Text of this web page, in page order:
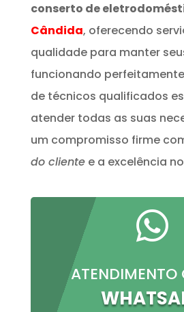
conserto de
Cândida, oferecendo
qualidade para manter
funcionando
de técnicos qualificados
atender todas as suas
um compromisso firme
do clientee a excelência

ATENDIMENTO